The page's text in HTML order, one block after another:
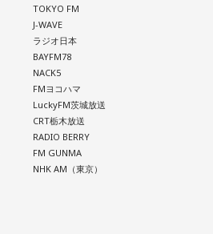
TOKYO FM
J-WAVE
ラジオ日本
BAYFM78
NACK5
FMヨコハマ
LuckyFM茨城放送
CRT栃木放送
RADIO BERRY
FM GUNMA
NHK AM（東京）